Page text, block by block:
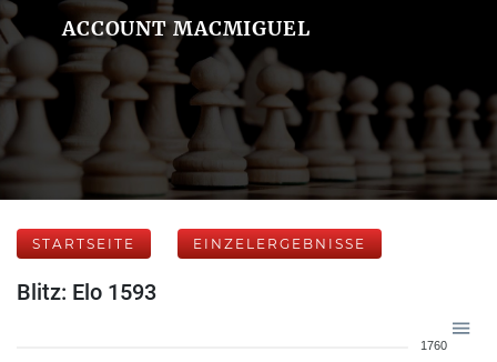
ACCOUNT MACMIGUEL
STARTSEITE EINZELERGEBNISSE
Blitz: Elo 1593
1760